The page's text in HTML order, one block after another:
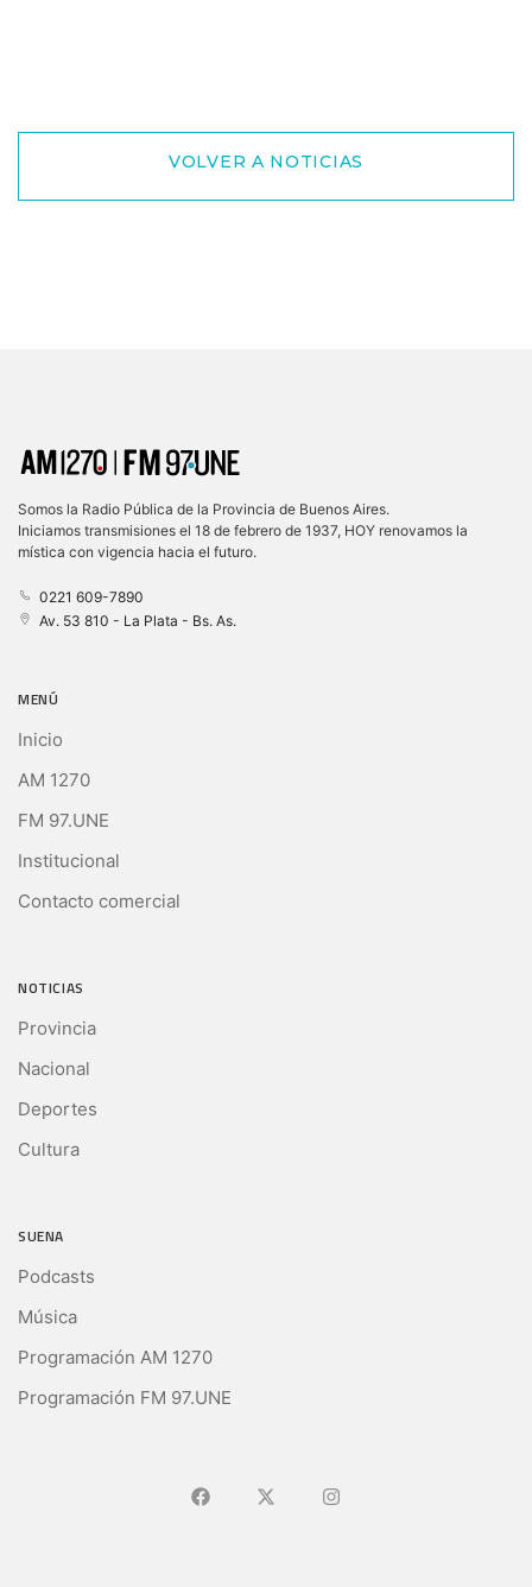
VOLVER A NOTICIAS
Somos la Radio Pública de la Provincia de Buenos Aires.
Iniciamos transmisiones el 18 de febrero de 1937, HOY renovamos la
mística con vigencia hacia el futuro.
0221 609-7890
Av. 53 810 - La Plata - Bs. As.
MENÚ
Inicio
AM 1270
FM 97.UNE
Institucional
Contacto comercial
NOTICIAS
Provincia
Nacional
Deportes
Cultura
SUENA
Podcasts
Música
Programación AM 1270
Programación FM 97.UNE
Ir a FacebookIr a X (Ex-Twitter)
Ir a